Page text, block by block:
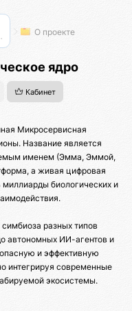
О проекте
ядро
Кабинет
Микросервисная
Название является
именем (Эмма, Эммой,
а живая цифровая
биологических и
разных типов
автономных ИИ-агентов и
и эффективную
интегрируя современные
экосистемы.